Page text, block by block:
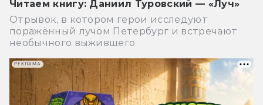
Читаем книгу: Даниил Туровский — «Луч»
Отрывок, в котором герои исследуют
поражённый лучом Петербург и встречают
необычного выжившего
РЕКЛАМА